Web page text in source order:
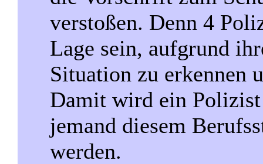
verstoßen. Denn 4
Lage sein, aufgrund
Situation zu erkennen
Damit wird ein
jemand diesem
werden.